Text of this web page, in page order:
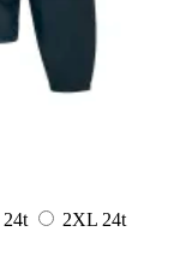
24t 2XL 24t